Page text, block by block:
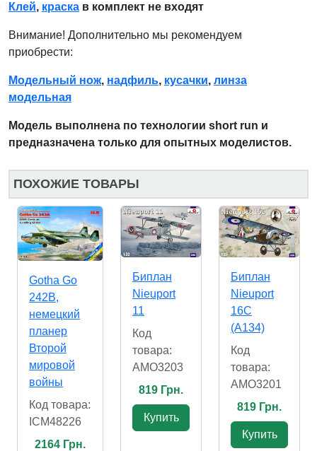
Клей, краска в комплект не входят
Внимание! Дополнительно мы рекомендуем
приобрести:
Модельный нож, надфиль, кусачки, линза
модельная
Модель выполнена по технологии short run и
предназначена только для опытных моделистов.
ПОХОЖИЕ ТОВАРЫ
Gotha Go
242B,
немецкий
планер
Второй
мировой
войны
Код товара:
ICM48226
2164 Грн.
Биплан
Nieuport
11
Код
товара:
AMO3203
819 Грн.
Купить
Биплан
Nieuport
16C
(A134)
Код
товара:
AMO3201
819 Грн.
Купить